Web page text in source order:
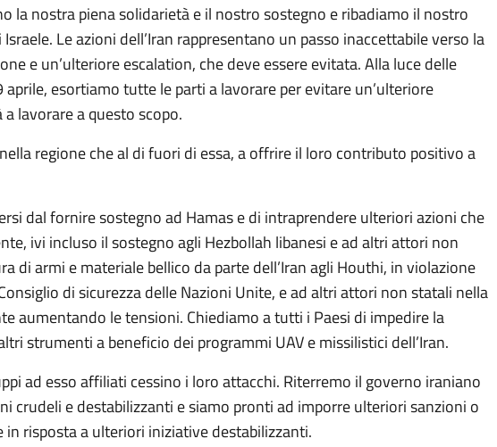
la nostra piena solidarietà e il nostro sostegno e ribadiamo il nostro
Le azioni dell’Iran rappresentano un passo inaccettabile verso la
e un’ulteriore escalation, che deve essere evitata. Alla luce delle
esortiamo tutte le parti a lavorare per evitare un’ulteriore
lavorare a questo scopo.
regione che al di fuori di essa, a offrire il loro contributo positivo a
dal fornire sostegno ad Hamas e di intraprendere ulteriori azioni che
ivi incluso il sostegno agli Hezbollah libanesi e ad altri attori non
di armi e materiale bellico da parte dell’Iran agli Houthi, in violazione
di sicurezza delle Nazioni Unite, e ad altri attori non statali nella
aumentando le tensioni. Chiediamo a tutti i Paesi di impedire la
strumenti a beneficio dei programmi UAV e missilistici dell’Iran.
ad esso affiliati cessino i loro attacchi. Riterremo il governo iraniano
crudeli e destabilizzanti e siamo pronti ad imporre ulteriori sanzioni o
risposta a ulteriori iniziative destabilizzanti.